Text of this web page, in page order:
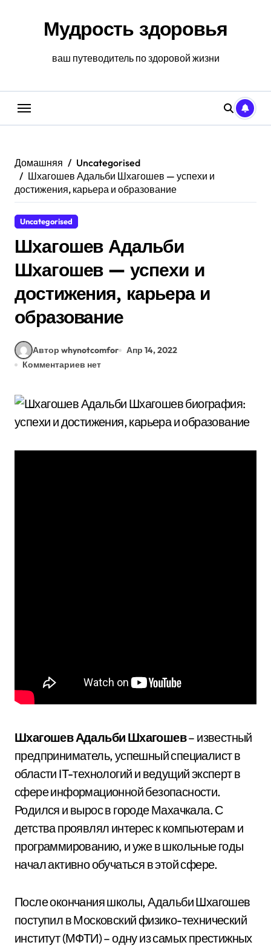
содержаниюМудрость здоровья
ваш путеводитель по здоровой жизни
Домашняя
Uncategorised
Шхагошев Адальби Шхагошев — успехи и
достижения, карьера и образование
Uncategorised
Шхагошев Адальби
Шхагошев — успехи и
достижения, карьера и
образование
Автор whynotcomfor
Апр 14, 2022
Комментариев нет
Шхагошев Адальби Шхагошев– известный
предприниматель, успешный специалист в
области IT-технологий и ведущий эксперт в
сфере информационной безопасности.
Родился и вырос в городе Махачкала. С
детства проявлял интерес к компьютерам и
программированию, и уже в школьные годы
начал активно обучаться в этой сфере.
После окончания школы, Адальби Шхагошев
поступил в Московский физико-технический
институт (МФТИ) – одну из самых престижных